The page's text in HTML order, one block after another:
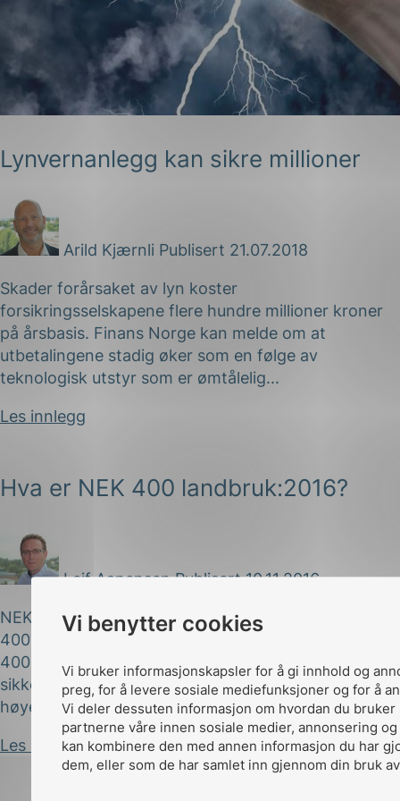
Vi benytter cookies
Vi bruker informasjonskapsler for å gi innhold og
preg, for å levere sosiale mediefunksjoner og for å
Vi deler dessuten informasjon om hvordan du
partnerne våre innen sosiale medier, annonsering
kan kombinere den med annen informasjon du har
dem, eller som de har samlet inn gjennom din bruk
Lynvernanlegg kan sikre millioner
Arild Kjærnli Publisert 21.07.2018
Skader forårsaket av lyn koster
forsikringsselskapene flere hundre millioner kroner
på årsbasis. Finans Norge kan melde om at
utbetalingene stadig øker som en følge av
teknologisk utstyr som er ømtålelig...
Les innlegg
Hva er NEK 400 landbruk:2016?
Leif Aanensen Publisert 10.11.2016
NEK 400 landbruk:2016 er en «avlegger» fra NEK
400:2014, men som må brukes sammen med NEK
400. Bruk av publikasjonen gir et høyere
sikkerhetsnivå. Økt elsikkerhet kan innebære noe
høyere...
Les innlegg